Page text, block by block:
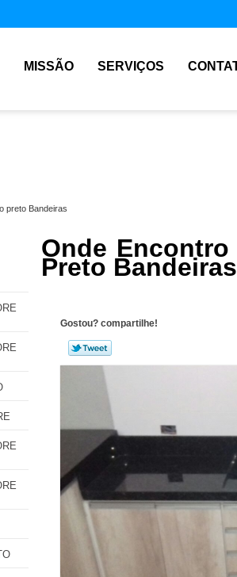
MISSÃO SERVIÇOS
preto Bandeiras
Onde
Preto Bandeiras
Gostou? compartilhe!